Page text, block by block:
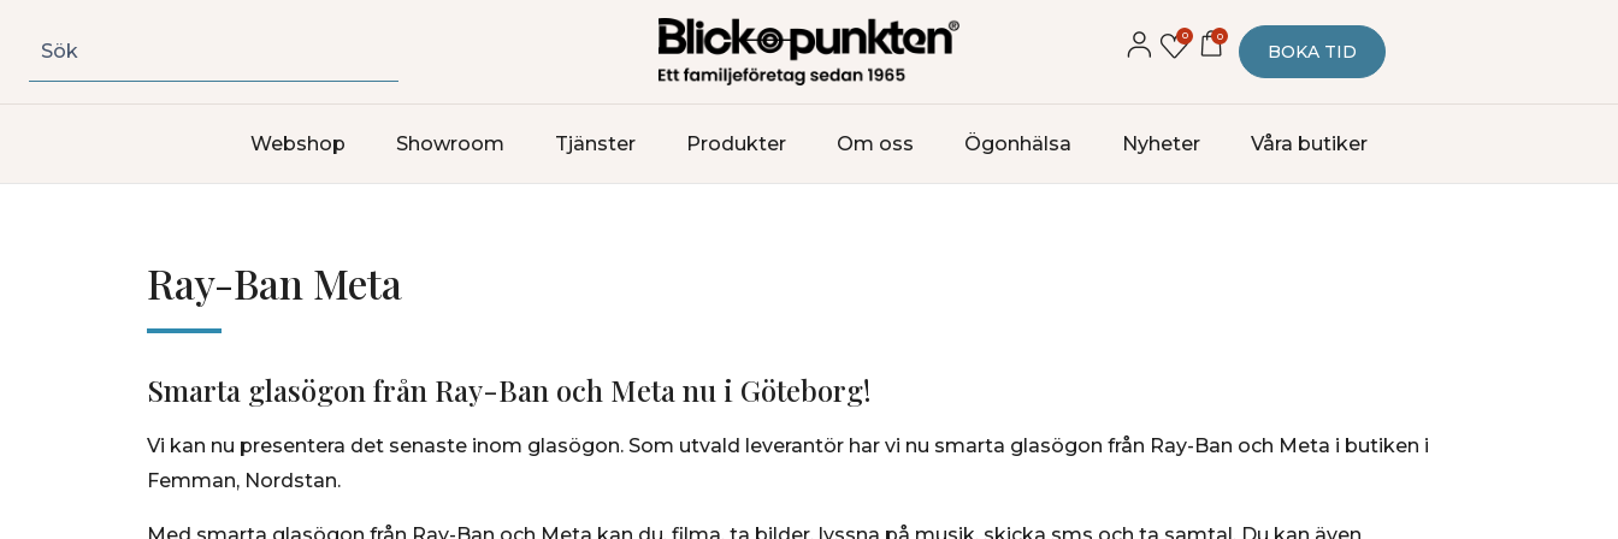
Sök
0 0
BOKA TID
Webshop Showroom Tjänster Produkter Om oss Ögonhälsa Nyheter Våra butiker
Ray-Ban Meta
Smarta glasögon från Ray-Ban och Meta nu i Göteborg!
Vi kan nu presentera det senaste inom glasögon. Som utvald leverantör har vi nu smarta glasögon från Ray-Ban och Meta i butiken i
Femman, Nordstan.